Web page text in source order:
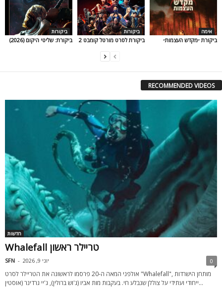
ביקורות
ביקורת: שליטי היקום (2026)
ביקורות
ביקורת לסרט מורטל קומבט 2
אימה
ביקורת ״מקדש העצמות״
RECOMMENDED VIDEOS
חדשות
Whalefall טריילר ראשון
SFN - יוני 9, 2026 0
אולפני המאה ה-20 פרסמו לראשונה את הטריילר לסרט "Whalefall", מותחן הישרדות
ייחודי ועתידי על צוללן שנבלע חי. בעקבות מות אביו (ג'וש ברולין), ג'יי גרדינר (אוסטין...